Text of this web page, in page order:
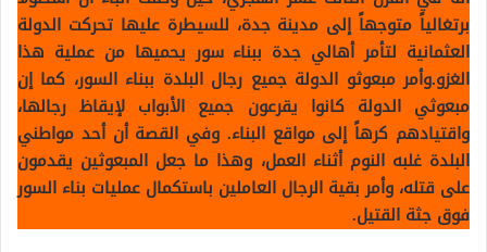
برتغالياً متوجهاً إلى مدينة جدة، للسيطرة عليها تحركت الدولة
العثمانية لتأمر أهالي جدة ببناء سور يحميها من عملية هذا
الغزو.وأمر مبعوثو الدولة جميع رجال البلدة ببناء السور، كما إن
مبعوثي الدولة كانوا يقرعون جميع الأبواب لإيقاظ رجالها،
واقتيادهم كرهاً إلى مواقع البناء. وفي القصة أن أحد مواطني
البلدة غلبه النوم أثناء العمل، وهذا ما جعل المبعوثين يقدمون
على قتله، وأمر بقية الرجال العاملين باستكمال عمليات بناء السور
فوق جثة القتيل.